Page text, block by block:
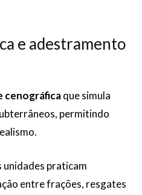
e adestramento
cenográficaque simula
permitindo
unidades praticam
entre frações, resgates